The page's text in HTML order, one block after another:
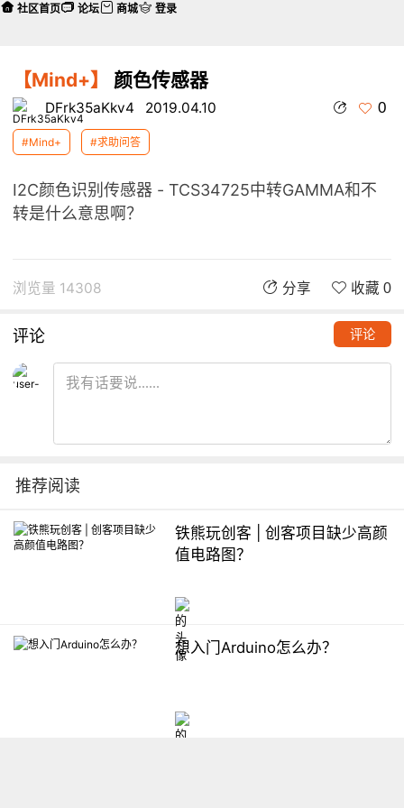
【Mind+】 颜色传感器
DFrk35aKkv4 2019.04.10 0
#Mind+ #求助问答
I2C颜色识别传感器 - TCS34725中转GAMMA和不
转是什么意思啊？
浏览量 14308 分享 收藏 0
评论 评论
推荐阅读
铁熊玩创客 | 创客项目缺少高颜
值电路图？
想入门Arduino怎么办？
社区首页 论坛 商城 登录